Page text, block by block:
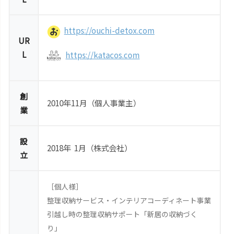
UR
L
https://ouchi-detox.com
https://katacos.com
創
業
2010年11月（個人事業主）
設
立
2018年 1月（株式会社）
［個人様］
整理収納サービス・インテリアコーディネート事業
引越し時の整理収納サポート「新居の収納づく
り」